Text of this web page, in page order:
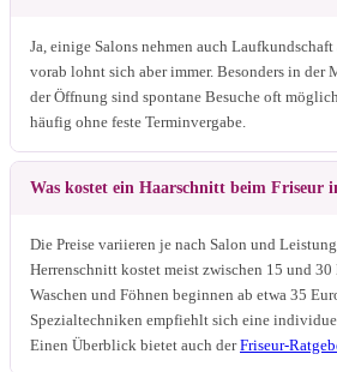
Ja, einige Salons nehmen auch
vorab lohnt sich aber immer. Besonders in der
der Öffnung sind spontane Besuche oft
häufig ohne feste Terminvergabe.
Was kostet ein Haarschnitt beim Friseur
Die Preise variieren je nach Salon und
Herrenschnitt kostet meist zwischen 15 und
Waschen und Föhnen beginnen ab etwa 35
Spezialtechniken empfiehlt sich eine
Einen Überblick bietet auch derFriseur-